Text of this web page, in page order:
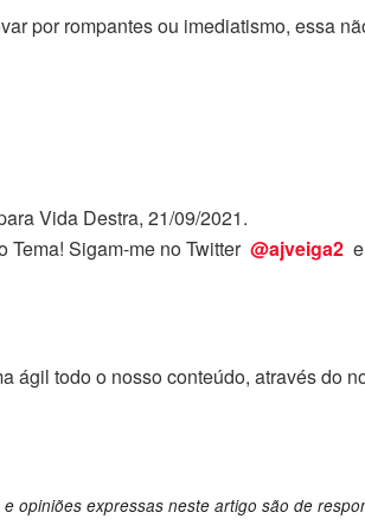
por rompantes ou imediatismo, essa
Vida Destra, 21/09/2021.
Tema! Sigam-me no Twitter @ajveiga2
ágil todo o nosso conteúdo, através do
e opiniões expressas neste artigo são de